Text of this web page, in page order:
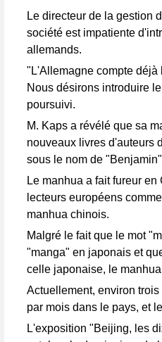
Le directeur de la gestion
société est impatiente
allemands.
"L'Allemagne compte
Nous désirons introduire
poursuivi.
M. Kaps a révélé que sa
nouveaux livres d'auteurs
sous le nom de
Le manhua a fait fureur
lecteurs européens
manhua chinois.
Malgré le fait que le mot
"manga" en japonais et
celle japonaise, le
Actuellement, environ
par mois dans le pays, et
L'exposition "Beijing, les